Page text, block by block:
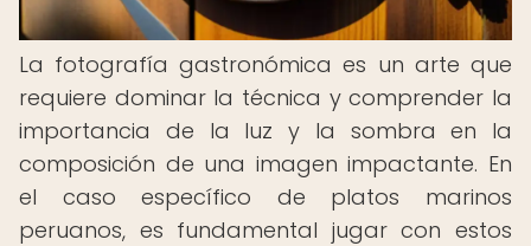
La fotografía gastronómica es un arte que
requiere dominar la técnica y comprender la
importancia de la luz y la sombra en la
composición de una imagen impactante. En
el caso específico de platos marinos
peruanos, es fundamental jugar con estos